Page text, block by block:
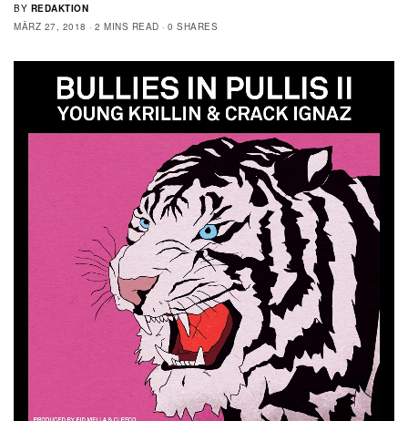
BY REDAKTION
MÄRZ 27, 2018
2 MINS READ 0 SHARES